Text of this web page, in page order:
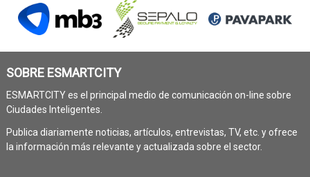
SOBRE ESMARTCITY
ESMARTCITY es el principal medio de comunicación on-line sobre
Ciudades Inteligentes.
Publica diariamente noticias, artículos, entrevistas, TV, etc. y ofrece
la información más relevante y actualizada sobre el sector.